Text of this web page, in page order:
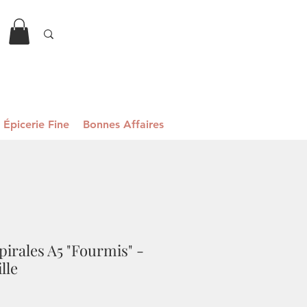
Épicerie Fine Bonnes Affaires
A5 "Fourmis" -